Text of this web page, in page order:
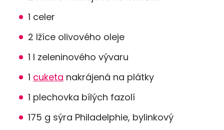
1 celer
2 lžíce olivového oleje
1 l zeleninového vývaru
1 cuketa nakrájená na plátky
1 plechovka bílých fazolí
175 g sýra Philadelphie, bylinkový